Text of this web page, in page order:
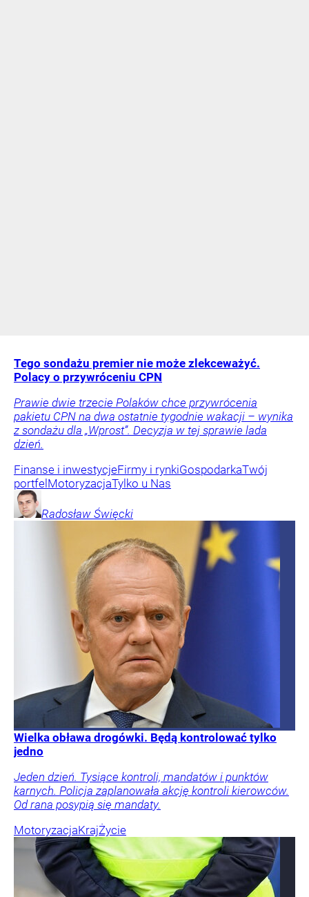
Tego sondażu premier nie może zlekceważyć.
Polacy o przywróceniu CPN
Prawie dwie trzecie Polaków chce przywrócenia
pakietu CPN na dwa ostatnie tygodnie wakacji – wynika
z sondażu dla „Wprost”. Decyzja w tej sprawie lada
dzień.
Finanse i inwestycjeFirmy i rynkiGospodarkaTwój
portfel MotoryzacjaTylko u Nas
Radosław Święcki
Wielka obława drogówki. Będą kontrolować tylko
jedno
Jeden dzień. Tysiące kontroli, mandatów i punktów
karnych. Policja zaplanowała akcję kontroli kierowców.
Od rana posypią się mandaty.
MotoryzacjaKrajŻycie